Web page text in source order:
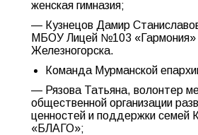
женская гимназия;
— Кузнецов Дамир
МБОУ Лицей №103 «Гармония»
Железногорска.
Команда Мурманской
— Рязова Татьяна, волонтер
общественной организации
ценностей и поддержки семей
«БЛАГО»;